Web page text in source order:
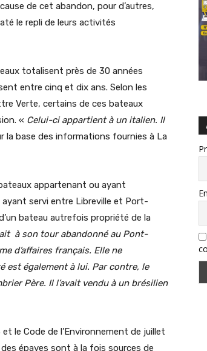
de cet abandon, pour d’autres,
le repli de leurs activités
totalisent près de 30 années
entre cinq et dix ans. Selon les
Verte, certains de ces bateaux
« Celui-ci appartient à un italien. Il
la base des informations fournies à La
appartenant ou ayant
ayant servi entre Libreville et Port-
bateau autrefois propriété de la
à son tour abandonné au Pont-
d’affaires français. Elle ne
est également à lui. Par contre, le
Père. Il l’avait vendu à un brésilien
le Code de l’Environnement de juillet
épaves sont à la fois sources de